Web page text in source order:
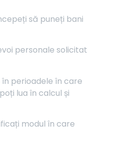
să puneți bani
personale solicitat
perioadele în care
lua în calcul și
modul în care